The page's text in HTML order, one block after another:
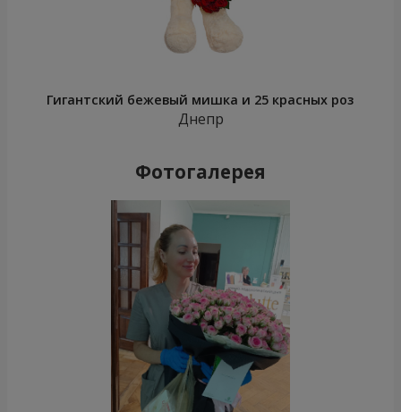
Гигантский бежевый мишка и 25 красных роз
Днепр
Фотогалерея